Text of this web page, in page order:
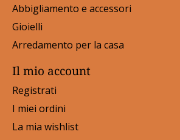
Abbigliamento e accessori
Gioielli
Arredamento per la casa
Il mio account
Registrati
I miei ordini
La mia wishlist